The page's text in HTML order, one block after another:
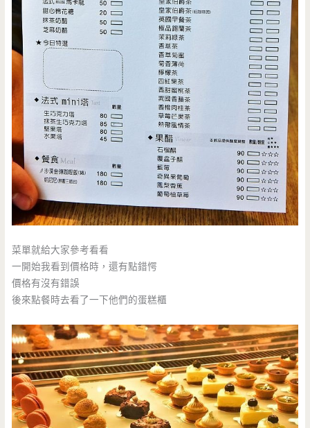
菜單就給大家參考看看
一開始我看到價格時，還有點錯愕
價格有沒有錯誤
後來點餐時去看了一下他們的蛋糕櫃